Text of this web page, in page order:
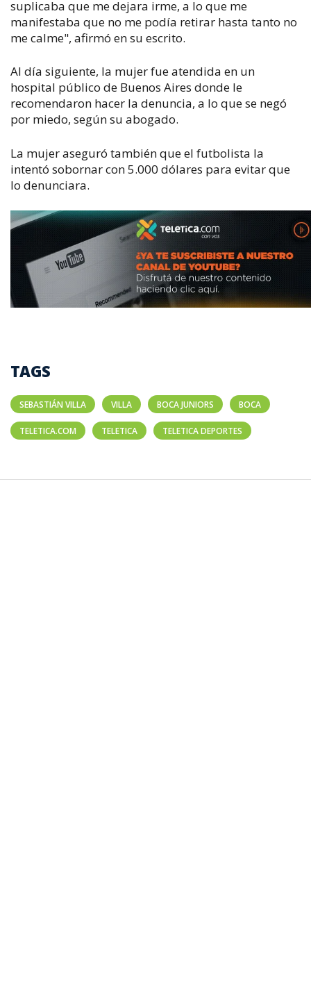
suplicaba que me dejara irme, a lo que me
manifestaba que no me podía retirar hasta tanto no
me calme", afirmó en su escrito.
Al día siguiente, la mujer fue atendida en un
hospital público de Buenos Aires donde le
recomendaron hacer la denuncia, a lo que se negó
por miedo, según su abogado.
La mujer aseguró también que el futbolista la
intentó sobornar con 5.000 dólares para evitar que
lo denunciara.
TAGS
SEBASTIÁN VILLA VILLA BOCA JUNIORS BOCA
TELETICA.COM TELETICA TELETICA DEPORTES